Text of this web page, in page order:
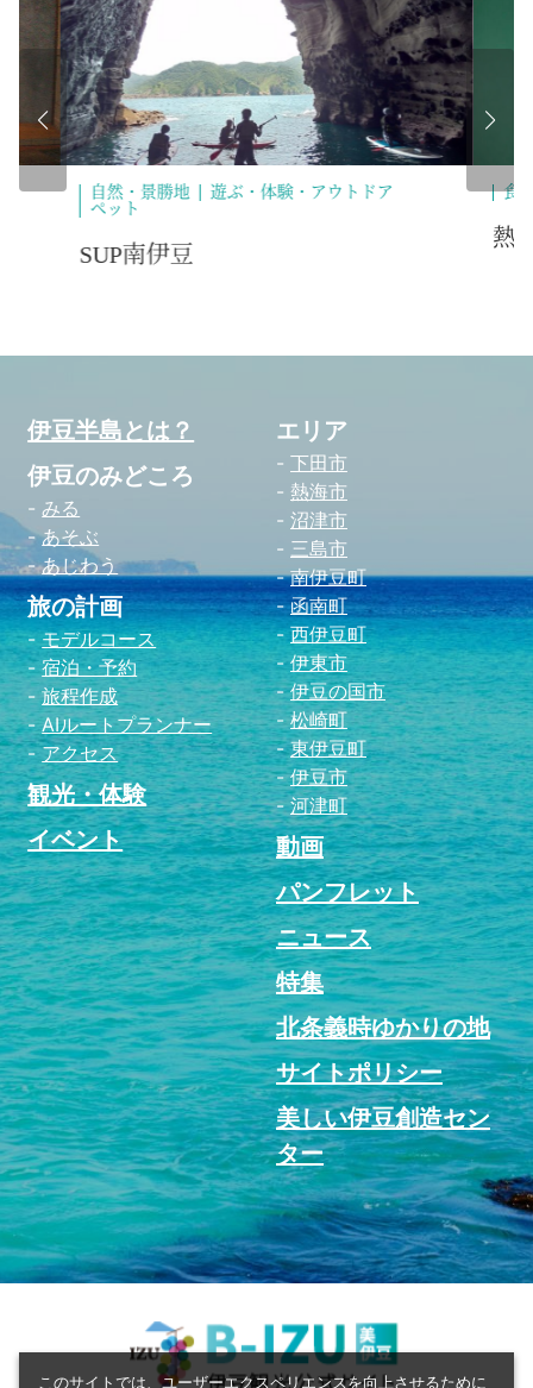
食べる 買う
熱海さとり本店
食
い
このサイトでは、ユーザーエクスペリエンスを向上させるために
伊豆半島とは？
伊豆のみどころ
みる
あそぶ
あじわう
旅の計画
モデルコース
宿泊・予約
旅程作成
AIルートプランナー
アクセス
観光・体験
イベント
エリア
下田市
熱海市
沼津市
三島市
南伊豆町
函南町
西伊豆町
伊東市
伊豆の国市
松崎町
東伊豆町
伊豆市
河津町
動画
パンフレット
ニュース
特集
北条義時ゆかりの地
サイトポリシー
美しい伊豆創造セン
ター